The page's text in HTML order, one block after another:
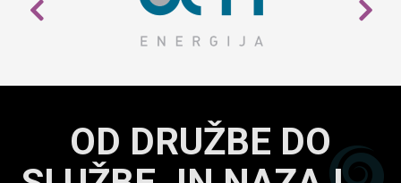
OD DRUŽBE DO